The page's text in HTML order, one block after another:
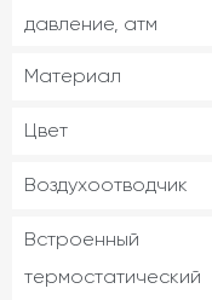
давление, атм
Материал
Цвет
Воздухоотводчик
Встроенный
термостатический